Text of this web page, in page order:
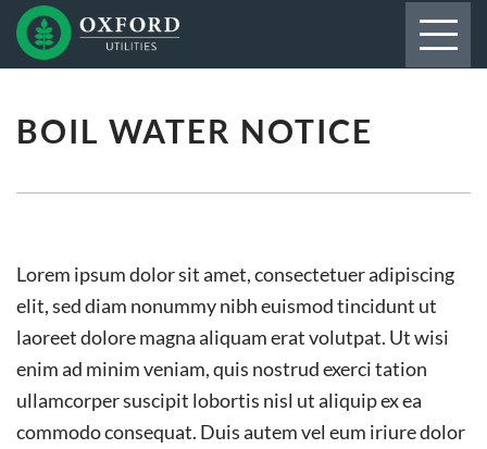
BOIL WATER NOTICE
Lorem ipsum dolor sit amet, consectetuer adipiscing
elit, sed diam nonummy nibh euismod tincidunt ut
laoreet dolore magna aliquam erat volutpat. Ut wisi
enim ad minim veniam, quis nostrud exerci tation
ullamcorper suscipit lobortis nisl ut aliquip ex ea
commodo consequat. Duis autem vel eum iriure dolor